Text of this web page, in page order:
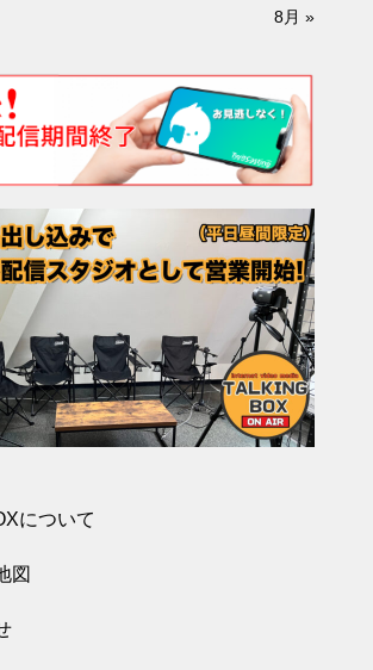
8月 »
について
図